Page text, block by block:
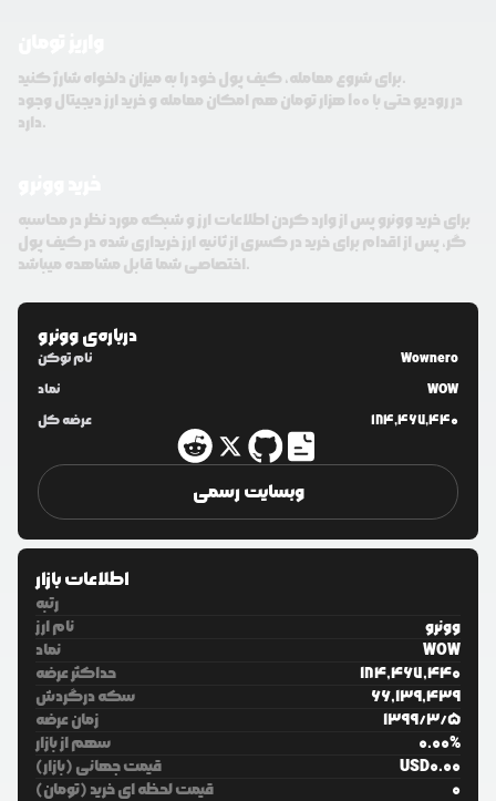
برای شروع معامله، کیف پول خود را به میزان دلخواه شارژ کنید.
در رودیو حتی با 100 هزار تومان هم امکان معامله و خرید ارز دیجیتال وجود
دارد.
برای خرید وونرو پس از وارد کردن اطلاعات ارز و شبکه مورد نظر در محاسبه
گر، پس از اقدام برای خرید در کسری از ثانیه ارز خریداری شده در کیف پول
اختصاصی شما قابل مشاهده میباشد.
درباره‌یوونرو
نام توکن
Wownero
نماد
WOW
عرضه کل
184,467,440
وبسایت رسمی
اطلاعات بازار
رتبه
نام ارز
وونرو
نماد
WOW
حداکثر عرضه
184,467,440
سکه درگردش
66,139,439
زمان عرضه
1399/3/5
سهم از بازار
0.00%
قیمت جهانی (بازار)
USD0.00
قیمت لحظه ای خرید (تومان)
0